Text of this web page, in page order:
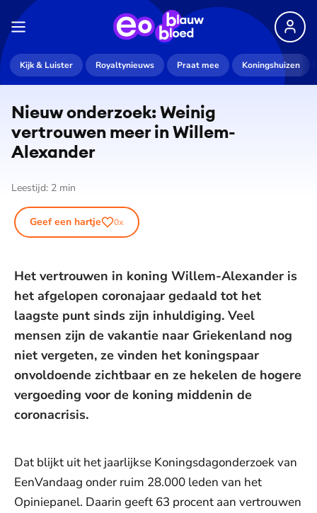
Kijk & Luister Royaltynieuws Praat mee Koningshuizen
Nieuw onderzoek: Weinig
vertrouwen meer in Willem-
Alexander
Leestijd: 2 min
Geef een hartje 0x
Het vertrouwen in koning Willem-Alexander is
het afgelopen coronajaar gedaald tot het
laagste punt sinds zijn inhuldiging. Veel
mensen zijn de vakantie naar Griekenland nog
niet vergeten, ze vinden het koningspaar
onvoldoende zichtbaar en ze hekelen de hogere
vergoeding voor de koning middenin de
coronacrisis.
Dat blijkt uit het jaarlijkse Koningsdagonderzoek van
EenVandaag onder ruim 28.000 leden van het
Opiniepanel. Daarin geeft 63 procent aan vertrouwen